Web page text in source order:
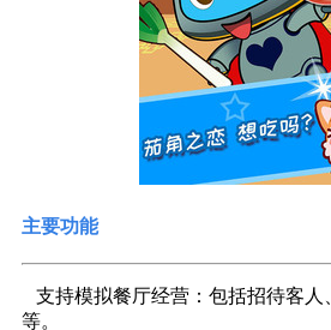
主要功能
支持模拟餐厅经营：包括招待客人
等。